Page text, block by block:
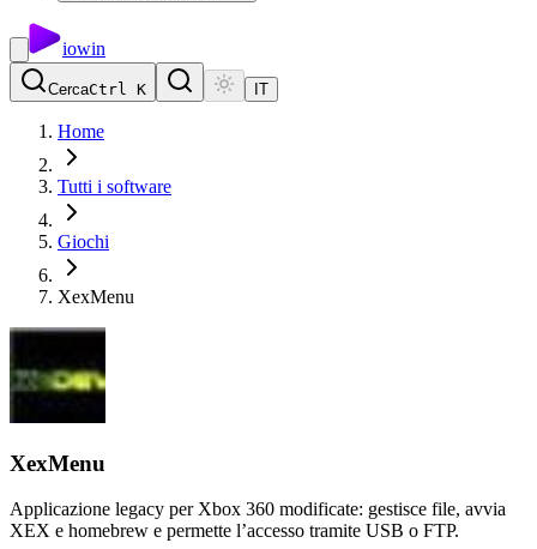
iowin
CercaCtrl K IT
Home
Tutti i software
Giochi
XexMenu
XexMenu
Applicazione legacy per Xbox 360 modificate: gestisce file, avvia
XEX e homebrew e permette l’accesso tramite USB o FTP.